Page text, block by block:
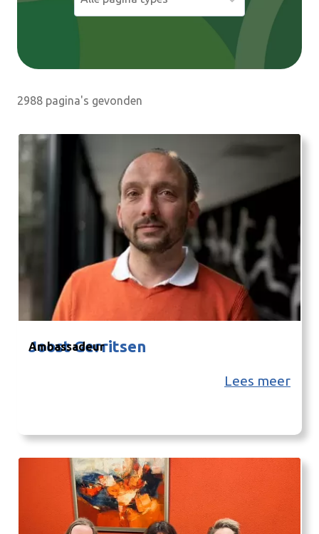
e
2988 pagina's gevonden
Joost Gerritsen
Ambassadeur
Lees meer